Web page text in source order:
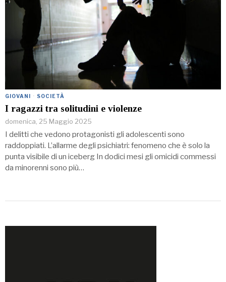
GIOVANI · SOCIETÀ
I ragazzi tra solitudini e violenze
domenica, 25 Maggio 2025
I delitti che vedono protagonisti gli adolescenti sono
raddoppiati. L’allarme degli psichiatri: fenomeno che è solo la
punta visibile di un iceberg In dodici mesi gli omicidi commessi
da minorenni sono più…